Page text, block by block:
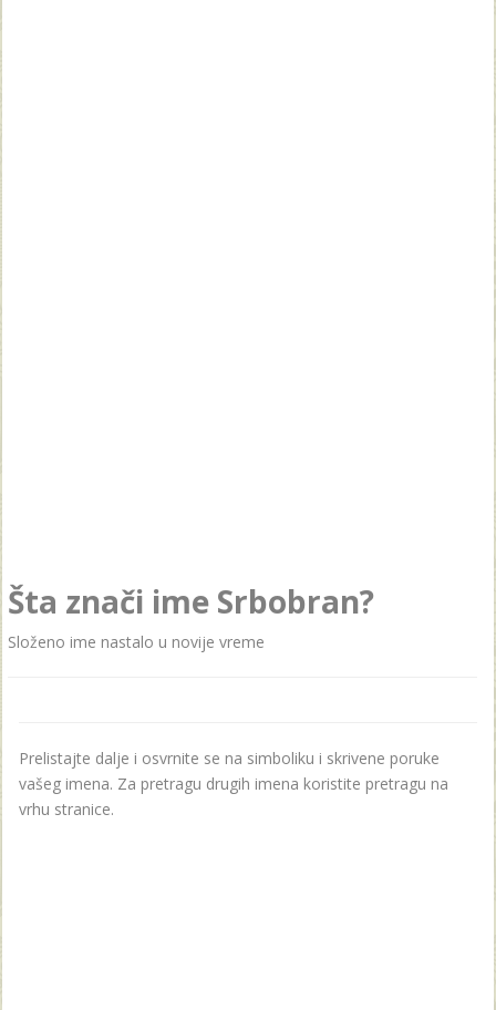
Šta znači ime Srbobran?
Složeno ime nаstаlo u novije vreme
Prelistajte dalje i osvrnite se na simboliku i skrivene poruke
vašeg imena. Za pretragu drugih imena koristite pretragu na
vrhu stranice.